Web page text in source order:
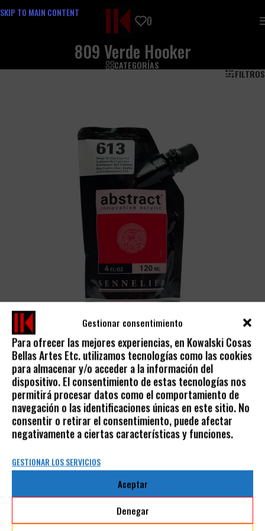
Gestionar consentimiento
Para ofrecer las mejores experiencias, en Kowalski Cosas
Bellas Artes Etc. utilizamos tecnologías como las cookies
para almacenar y/o acceder a la información del
dispositivo. El consentimiento de estas tecnologías nos
permitirá procesar datos como el comportamiento de
navegación o las identificaciones únicas en este sitio. No
consentir o retirar el consentimiento, puede afectar
negativamente a ciertas características y funciones.
GESTIONAR LOS SERVICIOS
Aceptar
Denegar
SKIP TO MAIN CONTENT
0
809 Verde Hooker
CATEGORÍAS
FILTROS
ACRÍLICO ABSTRACT
5,00€ IVA incluido
AVISO LEGAL
POLÍTICA DE PRIVACIDAD